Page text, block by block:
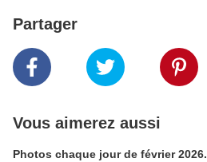
Partager
Vous aimerez aussi
Photos chaque jour de février 2026.